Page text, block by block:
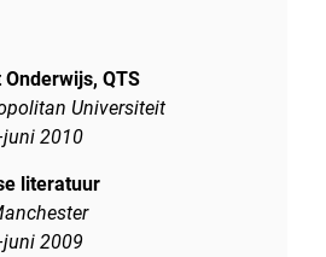
Onderwijs, QTS
Universiteit
2010
literatuur
2009